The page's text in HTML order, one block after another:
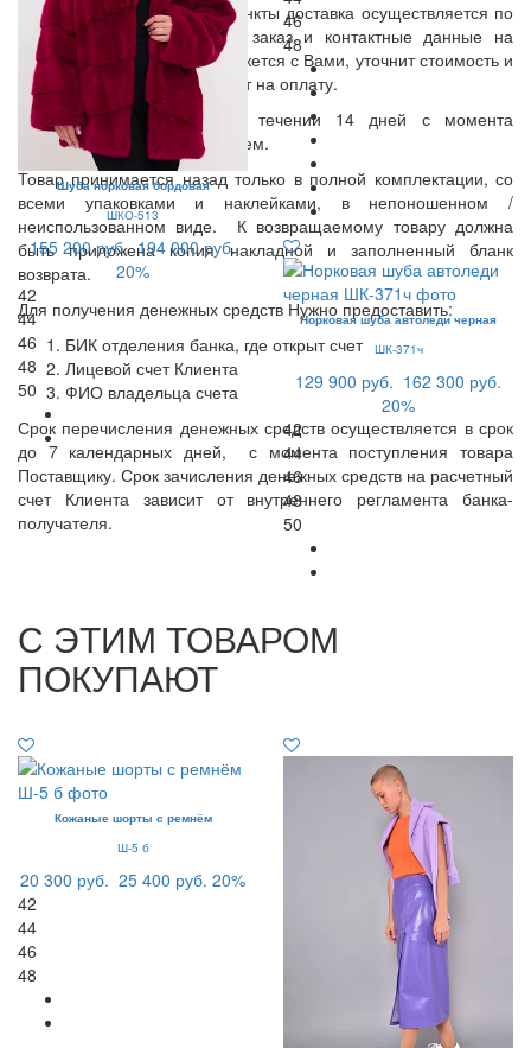
В остальные населенные пункты доставка осуществляется по
предоплате. Оставьте Ваш заказ и контактные данные на
нашем сайте, менеджер свяжется с Вами, уточнит стоимость и
сроки доставки и вышлет счет на оплату.
Возврат осуществляется в течении 14 дней с момента
получения товара покупателем.
Товар принимается назад только в полной комплектации, со
всеми упаковками и наклейками, в непоношенном /
неиспользованном виде. К возвращаемому товару должна
быть приложена копия накладной и заполненный бланк
возврата.
Для получения денежных средств Нужно предоставить:
БИК отделения банка, где открыт счет
Лицевой счет Клиента
ФИО владельца счета
Срок перечисления денежных средств осуществляется в срок
до 7 календарных дней, с момента поступления товара
Поставщику. Срок зачисления денежных средств на расчетный
счет Клиента зависит от внутреннего регламента банка-
получателя.
Шуба норковая бордовая
ШКО-513
155 200 руб. 194 000 руб.
20%
42
44
46
48
50
46
48
Норковая шуба автоледи черная
ШК-371ч
129 900 руб. 162 300 руб.
20%
42
44
46
48
50
С ЭТИМ ТОВАРОМ
ПОКУПАЮТ
Кожаные шорты с ремнём
Ш-5 б
20 300 руб. 25 400 руб. 20%
42
44
46
48